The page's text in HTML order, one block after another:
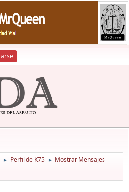
► Perfil de K75 ► Mostrar Mensajes